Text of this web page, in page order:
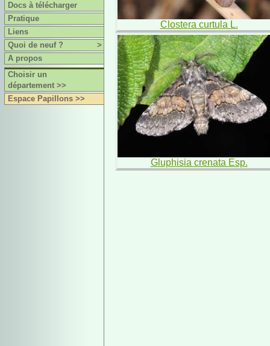
Docs à télécharger
Pratique
Liens
Quoi de neuf ?
>
A propos
Choisir un
département >>
Espace Papillons >>
Clostera curtula L.
Gluphisia crenata Esp.